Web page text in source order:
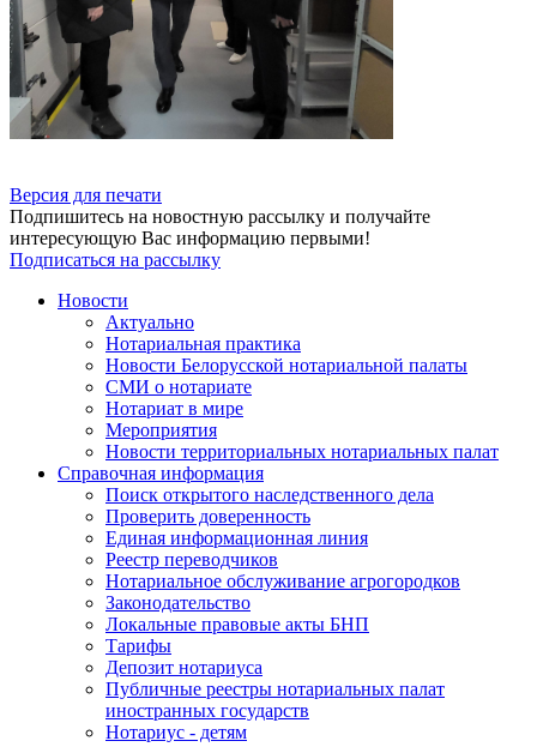
Версия для печати
Подпишитесь на новостную рассылку и получайте
интересующую Вас информацию первыми!
Подписаться на рассылку
Новости
Актуально
Нотариальная практика
Новости Белорусской нотариальной палаты
СМИ о нотариате
Нотариат в мире
Мероприятия
Новости территориальных нотариальных палат
Справочная информация
Поиск открытого наследственного дела
Проверить доверенность
Единая информационная линия
Реестр переводчиков
Нотариальное обслуживание агрогородков
Законодательство
Локальные правовые акты БНП
Тарифы
Депозит нотариуса
Публичные реестры нотариальных палат
иностранных государств
Нотариус - детям